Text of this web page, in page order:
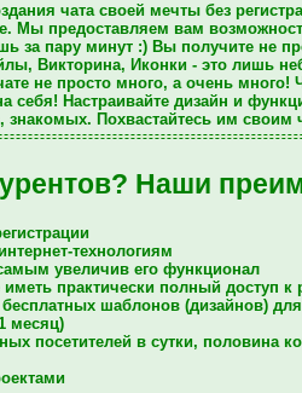
чатасвоей мечты без
. Мы предоставляем вам
за пару минут :) Вы получите не
, Викторина, Иконки - это лишь
не просто много, а очень много!
себя! Настраивайте дизайн и
знакомых. Похвастайтесь им своим
Наши
технологиям
увеличив его функционал
практически полный доступ к
шаблонов (дизайнов)
месяц)
посетителей в сутки, половина